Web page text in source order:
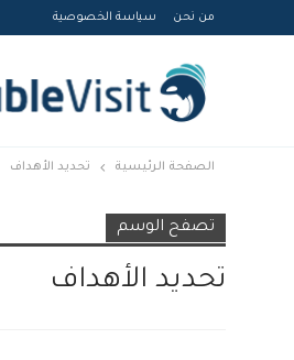
من نحن سياسة الخصوصية
الصفحة الرئيسية تحديد الأهداف
تصفح الوسم
تحديد الأهداف